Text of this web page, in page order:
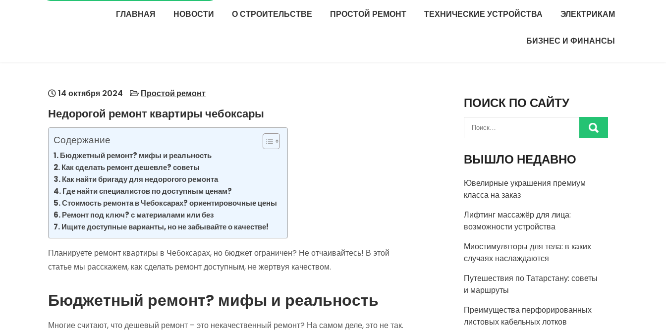
ГЛАВНАЯ НОВОСТИ О СТРОИТЕЛЬСТВЕ ПРОСТОЙ РЕМОНТ ТЕХНИЧЕСКИЕ УСТРОЙСТВА ЭЛЕКТРИКАМ
БИЗНЕС И ФИНАНСЫ
14 октября 2024 Простой ремонт
Недорогой ремонт квартиры чебоксары
Содержание
Бюджетный ремонт? мифы и реальность
Как сделать ремонт дешевле? советы
Как найти бригаду для недорогого ремонта
Где найти специалистов по доступным ценам?
Стоимость ремонта в Чебоксарах? ориентировочные цены
Ремонт под ключ? с материалами или без
Ищите доступные варианты, но не забывайте о качестве!
Планируете ремонт квартиры в Чебоксарах, но бюджет ограничен? Не отчаивайтесь! В этой
статье мы расскажем, как сделать ремонт доступным, не жертвуя качеством.
Бюджетный ремонт? мифы и реальность
Многие считают, что дешевый ремонт – это некачественный ремонт? На самом деле, это не так.
ПОИСК ПО САЙТУ
ВЫШЛО НЕДАВНО
Ювелирные украшения премиум
класса на заказ
Лифтинг массажёр для лица:
возможности устройства
Миостимуляторы для тела: в каких
случаях наслаждаются
Путешествия по Татарстану: советы
и маршруты
Преимущества перфорированных
листовых кабельных лотков